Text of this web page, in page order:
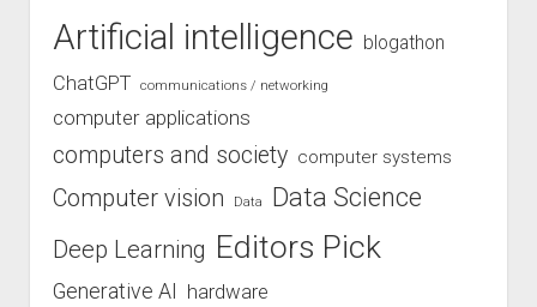
Artificial intelligence blogathon
ChatGPT communications / networking
computer applications
computers and society computer systems
Computer vision Data Data Science
Deep Learning Editors Pick
Generative AI hardware